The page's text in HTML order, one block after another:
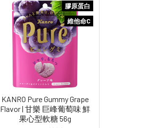
膠原蛋白
維他命C
KANRO Pure Gummy Grape
Flavor | 甘樂 巨峰葡萄味 鮮
果心型軟糖 56g